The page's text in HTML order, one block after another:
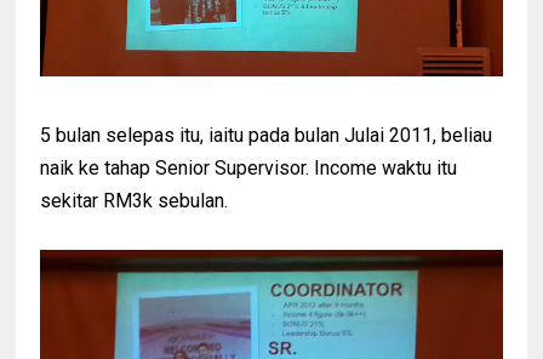
5 bulan selepas itu, iaitu pada bulan Julai 2011, beliau
naik ke tahap Senior Supervisor. Income waktu itu
sekitar RM3k sebulan.